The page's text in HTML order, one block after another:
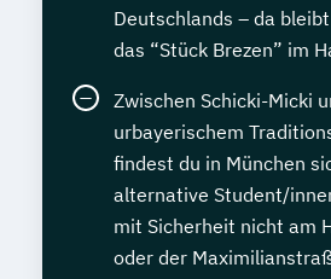
Deutschlands – da
das “Stück Brezen” im
Zwischen Schicki-Micki
urbayerischem
findest du in München
alternative Student/
mit Sicherheit nicht am
oder der